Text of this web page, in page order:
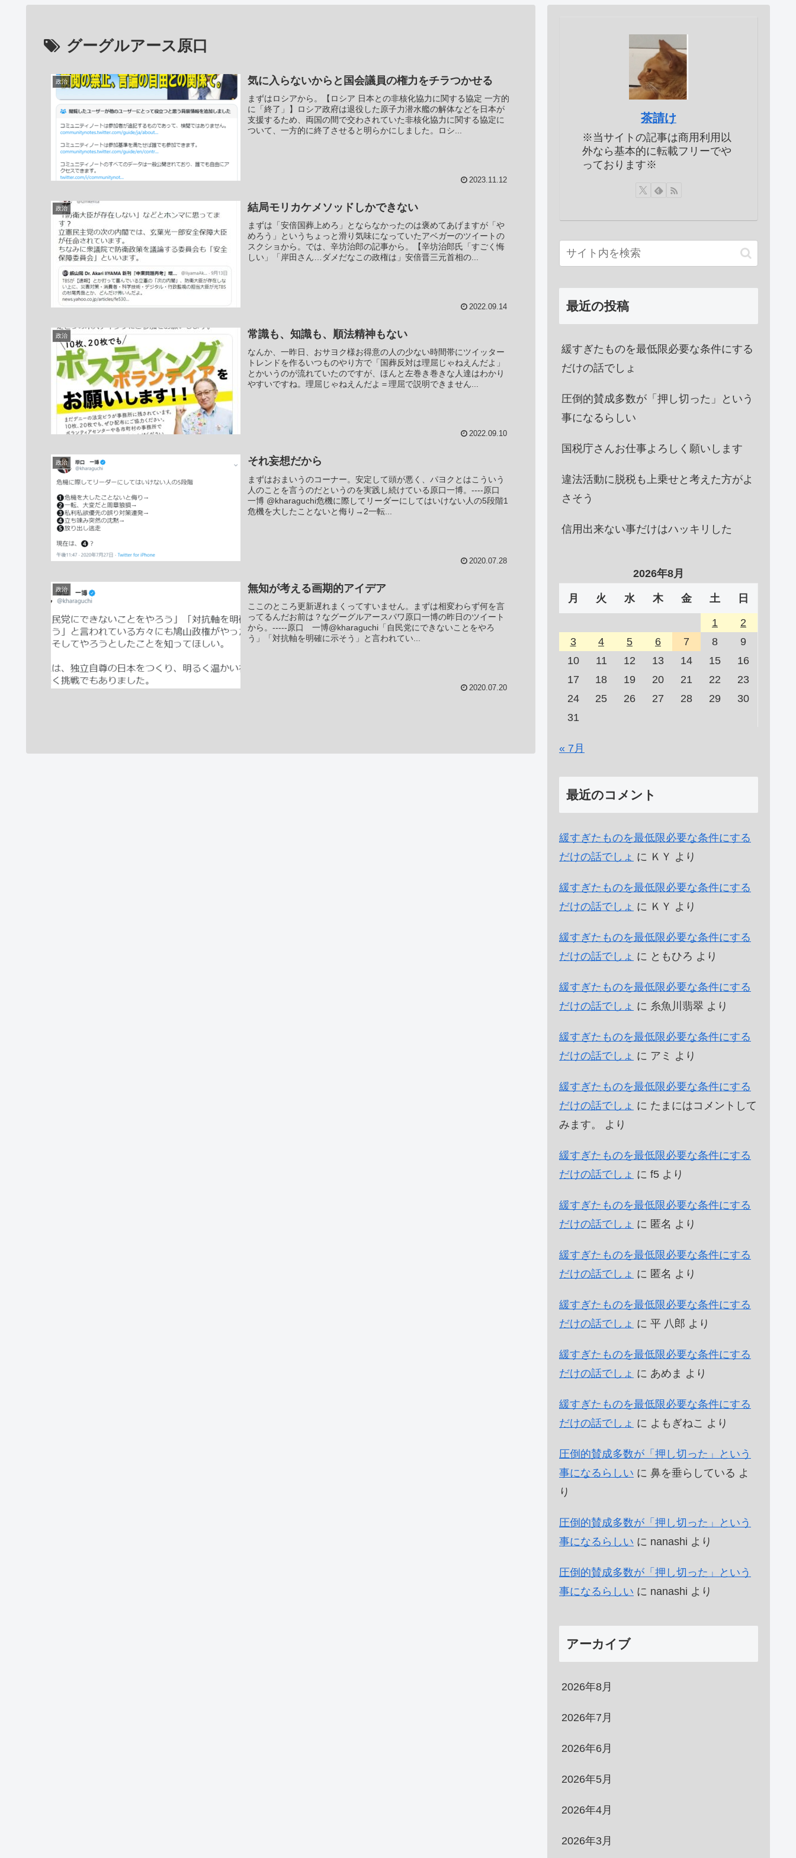
グーグルアース原口
政治 気に入らないからと国会議員の権力をチラつかせる
まずはロシアから。【ロシア 日本との非核化協力に関する協定 一方的
に「終了」】ロシア政府は退役した原子力潜水艦の解体などを日本が
支援するため、両国の間で交わされていた非核化協力に関する協定に
ついて、一方的に終了させると明らかにしました。ロシ...
2023.11.12
政治 結局モリカケメソッドしかできない
まずは「安倍国葬上めろ」とならなかったのは褒めてあげますが「や
めろう」というちょっと滑り気味になっていたアベガーのツイートの
スクショから。では、辛坊治郎の記事から。【辛坊治郎氏「すごく悔
しい」「岸田さん…ダメだなこの政権は」安倍晋三元首相の...
2022.09.14
政治 常識も、知識も、順法精神もない
なんか、一昨日、おサヨク様お得意の人の少ない時間帯にツイッター
トレンドを作るいつものやり方で「国葬反対は理屈じゃねえんだよ」
とかいうのが流れていたのですが、ほんと左巻き巻きな人達はわかり
やすいですね。理屈じゃねえんだよ＝理屈で説明できません...
2022.09.10
政治 それ妄想だから
まずはおまいうのコーナー。安定して頭が悪く、パヨクとはこういう
人のことを言うのだというのを実践し続けている原口一博。----原口
一博 @kharaguchi危機に際してリーダーにしてはいけない人の5段階1
危機を大したことないと侮り→2一転...
2020.07.28
政治 無知が考える画期的アイデア
ここのところ更新遅れまくってすいません。まずは相変わらず何を言
ってるんだお前は？なグーグルアースパワ原口一博の昨日のツイート
から。-----原口 一博@kharaguchi「自民党にできないことをやろ
う」「対抗軸を明確に示そう」と言われてい...
2020.07.20
茶請け
※当サイトの記事は商用利用以
外なら基本的に転載フリーでや
っております※
最近の投稿
緩すぎたものを最低限必要な条件にする
だけの話でしょ
圧倒的賛成多数が「押し切った」という
事になるらしい
国税庁さんお仕事よろしく願いします
違法活動に脱税も上乗せと考えた方がよ
さそう
信用出来ない事だけはハッキリした
2026年8月
月 火 水 木 金 土 日
1
2
3
4 5 6 7 8
9
10
11 12 13 14 15
16
17
18 19 20 21 22
23
24
25 26 27 28 29
30
31
« 7月
最近のコメント
緩すぎたものを最低限必要な条件にする
だけの話でしょ に ＫＹ より
緩すぎたものを最低限必要な条件にする
だけの話でしょ に ＫＹ より
緩すぎたものを最低限必要な条件にする
だけの話でしょ に ともひろ より
緩すぎたものを最低限必要な条件にする
だけの話でしょ に 糸魚川翡翠 より
緩すぎたものを最低限必要な条件にする
だけの話でしょ に アミ より
緩すぎたものを最低限必要な条件にする
だけの話でしょ に たまにはコメントして
みます。
より
緩すぎたものを最低限必要な条件にする
だけの話でしょ に f5 より
緩すぎたものを最低限必要な条件にする
だけの話でしょ に 匿名 より
緩すぎたものを最低限必要な条件にする
だけの話でしょ に 匿名 より
緩すぎたものを最低限必要な条件にする
だけの話でしょ に 平 八郎 より
緩すぎたものを最低限必要な条件にする
だけの話でしょ に あめま より
緩すぎたものを最低限必要な条件にする
だけの話でしょ に よもぎねこ より
圧倒的賛成多数が「押し切った」という
事になるらしい に 鼻を垂らしている よ
り
圧倒的賛成多数が「押し切った」という
事になるらしい に nanashi より
圧倒的賛成多数が「押し切った」という
事になるらしい に nanashi より
アーカイブ
2026年8月
2026年7月
2026年6月
2026年5月
2026年4月
2026年3月